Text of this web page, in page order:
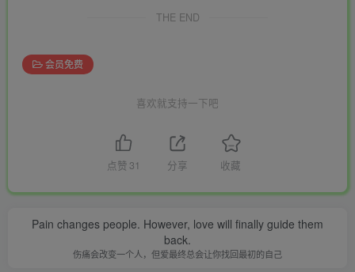
THE END
会员免费
喜欢就支持一下吧
点赞 31 分享 收藏
Pain changes people. However, love will finally guide them
back.
伤痛会改变一个人，但爱最终总会让你找回最初的自己